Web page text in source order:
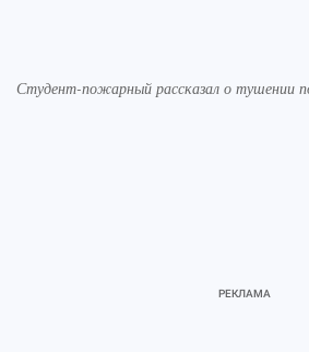
Студент-пожарный рассказал о тушении